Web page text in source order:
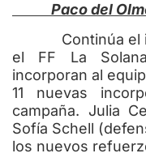
Paco del
Continúa el
el FF La
incorporan al
11 nuevas
campaña. Julia
Sofía Schell
los nuevos